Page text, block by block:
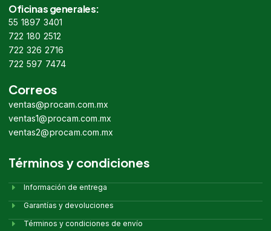
Oficinas generales:
55 1897 3401
722 180 2512
722 326 2716
722 597 7474
Correos
ventas@procam.com.mx
ventas1@procam.com.mx
ventas2@procam.com.mx
Términos y condiciones
Información de entrega
Garantías y devoluciones
Términos y condiciones de envío